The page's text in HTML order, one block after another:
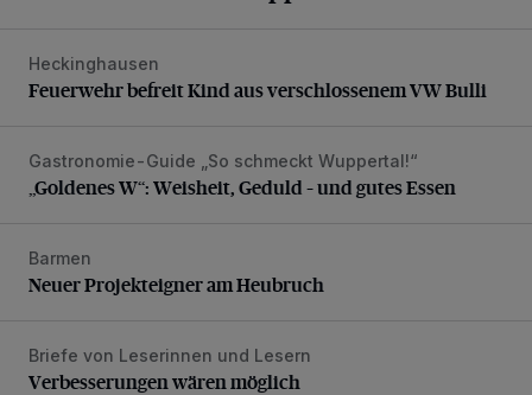
Feuerwehr befreit Kind aus verschlossenem VW Bulli
Heckinghausen
Feuerwehr befreit Kind aus verschlossenem VW Bulli
„Goldenes W“: Weisheit, Geduld – und gutes Essen
Gastronomie-Guide „So schmeckt Wuppertal!“
„Goldenes W“: Weisheit, Geduld – und gutes Essen
Neuer Projekteigner am Heubruch
Barmen
Neuer Projekteigner am Heubruch
Verbesserungen wären möglich
Briefe von Leserinnen und Lesern
Verbesserungen wären möglich